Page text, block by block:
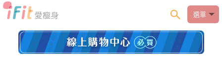
選單